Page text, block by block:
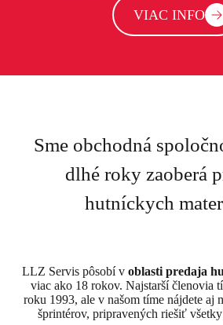
VIAC INFO
Sme obchodná
dlhé roky zaoberá
hutníckych
LLZ Servis pôsobí v oblasti predaja
viac ako 18 rokov. Najstarší členovia
roku 1993, ale v našom tíme nájdete aj
šprintérov, pripravených riešiť